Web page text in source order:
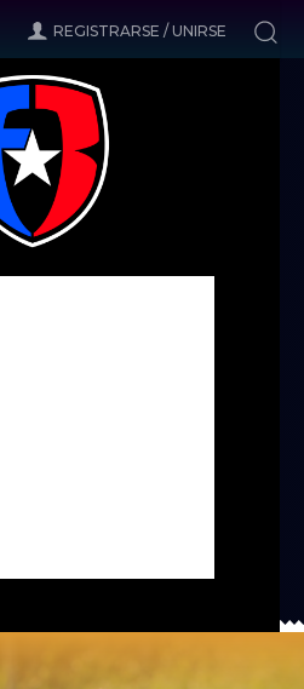
REGISTRARSE / UNIRSE